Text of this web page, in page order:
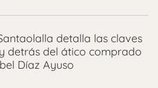
detalla las claves
detrás del ático comprado
Díaz Ayuso